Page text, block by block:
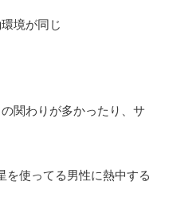
境が同じ
関わりが多かったり、サ
使ってる男性に熱中する